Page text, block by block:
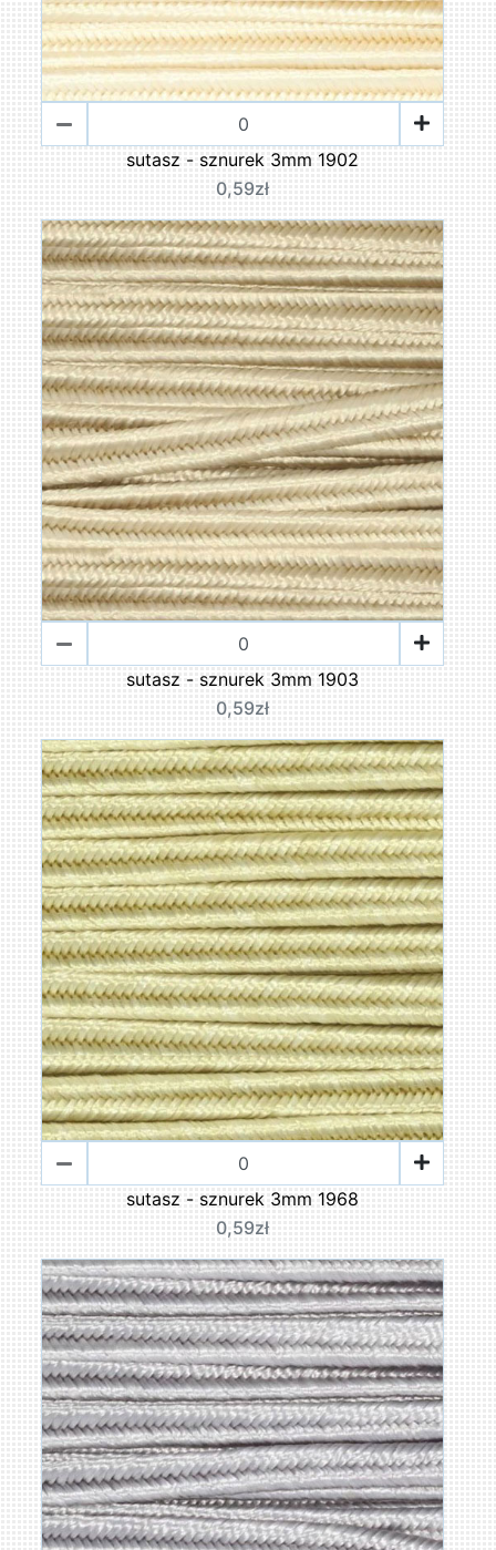
sutasz - sznurek 3mm 1902
0,59zł
sutasz - sznurek 3mm 1903
0,59zł
sutasz - sznurek 3mm 1968
0,59zł